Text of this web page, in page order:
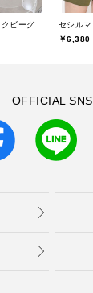
￥6,380
OFFICIAL SNS